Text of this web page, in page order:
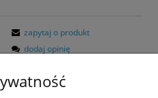
zapytaj o produkt
dodaj opinię